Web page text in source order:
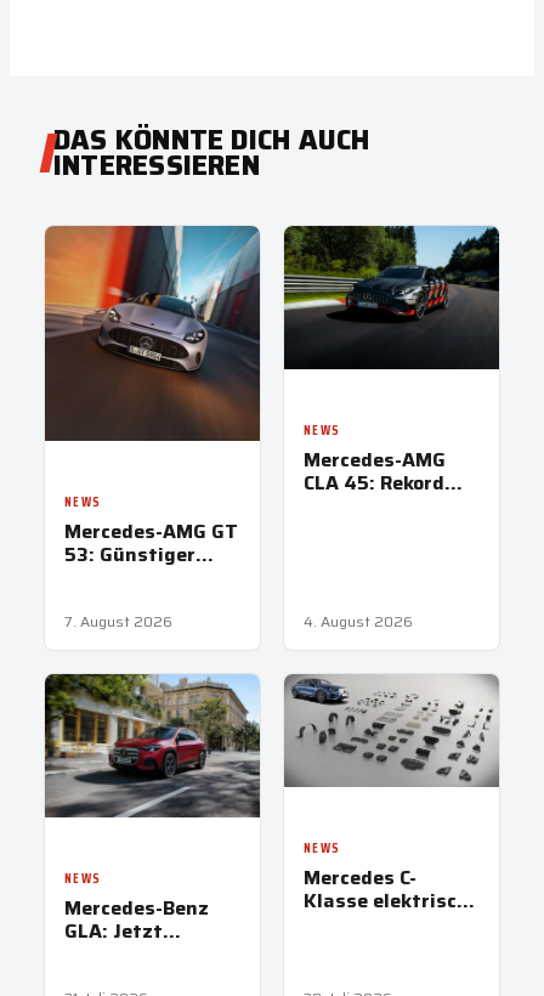
DAS KÖNNTE DICH AUCH
INTERESSIEREN
NEWS
Mercedes-AMG GT
53: Günstiger
7. August 2026
NEWS
Mercedes-AMG
CLA 45: Rekord
4. August 2026
NEWS
Mercedes-Benz
GLA: Jetzt
NEWS
Mercedes C-
Klasse elektrisch: